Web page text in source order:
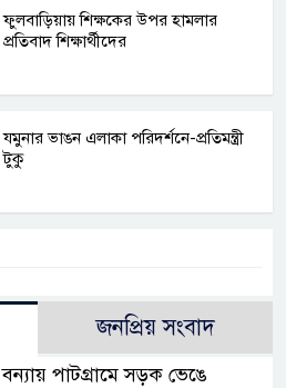
ফুলবাড়িয়ায় শিক্ষকের উপর হামলার
প্রতিবাদ শিক্ষার্থীদের
যমুনার ভাঙন এলাকা পরিদর্শনে-প্রতিমন্ত্রী
টুকু
জনপ্রিয় সংবাদ
বন্যায় পাটগ্রামে সড়ক ভেঙে